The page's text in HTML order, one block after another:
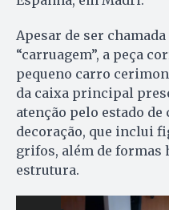
Apesar de ser
“carruagem”, a peça
pequeno carro
da caixa principal
atenção pelo estado de
decoração, que inclui
grifos, além de formas
estrutura.